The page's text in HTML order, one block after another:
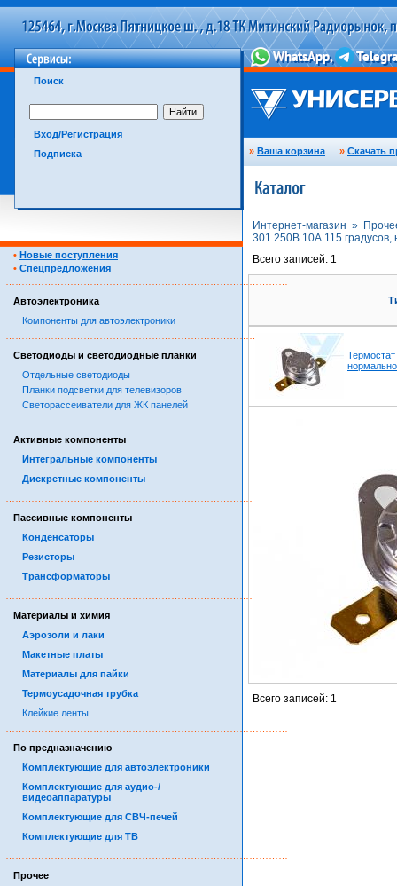
Поиск
Вход/Регистрация
Подписка
» Ваша корзина » Скачать
• Новые поступления
• Спецпредложения
Автоэлектроника
Компоненты для автоэлектроники
Светодиоды и светодиодные планки
Отдельные светодиоды
Планки подсветки для телевизоров
Светорассеиватели для ЖК панелей
Активные компоненты
Интегральные компоненты
Дискретные компоненты
Пассивные компоненты
Конденсаторы
Резисторы
Трансформаторы
Материалы и химия
Аэрозоли и лаки
Макетные платы
Материалы для пайки
Термоусадочная трубка
Клейкие ленты
По предназначению
Комплектующие для автоэлектроники
Комплектующие для аудио-/
видеоаппаратуры
Комплектующие для СВЧ-печей
Комплектующие для ТВ
Прочее
Интернет-магазин »
301 250В 10А 115
Всего записей: 1
Всего записей: 1